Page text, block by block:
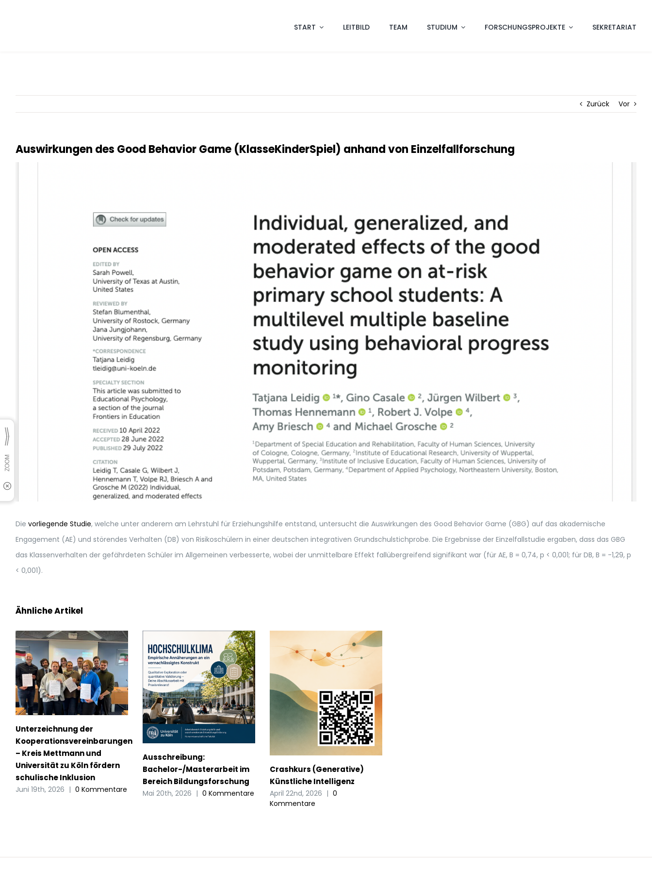
START LEITBILD TEAM STUDIUM FORSCHUNGSPROJEKTE SEKRETARIAT
Zurück Vor
Auswirkungen des Good Behavior Game (KlasseKinderSpiel) anhand von Einzelfallforschung
Die vorliegende Studie, welche unter anderem am Lehrstuhl für Erziehungshilfe entstand, untersucht die Auswirkungen des Good Behavior Game (GBG) auf das akademische
Engagement (AE) und störendes Verhalten (DB) von Risikoschülern in einer deutschen integrativen Grundschulstichprobe. Die Ergebnisse der Einzelfallstudie ergaben, dass das GBG
das Klassenverhalten der gefährdeten Schüler im Allgemeinen verbesserte, wobei der unmittelbare Effekt fallübergreifend signifikant war (für AE, B = 0,74, p < 0,001; für DB, B = -1,29, p
< 0,001).
Ähnliche Artikel
Unterzeichnung der
Kooperationsvereinbarungen
– Kreis Mettmann und
Universität zu Köln fördern
schulische Inklusion
Juni 19th, 2026 | 0 Kommentare
Ausschreibung:
Bachelor-/Masterarbeit im
Bereich Bildungsforschung
Mai 20th, 2026 | 0 Kommentare
Crashkurs (Generative)
Künstliche Intelligenz
April 22nd, 2026 | 0
Kommentare